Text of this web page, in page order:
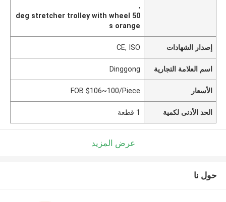
,
50 deg stretcher trolley with wheel
s orange
إصدار الشهادات CE, ISO
اسم العلامة التجارية Dinggong
الأسعار FOB $106~100/Piece
الحد الأدنى لكمية 1 قطعة
عرض المزيد
حول نا